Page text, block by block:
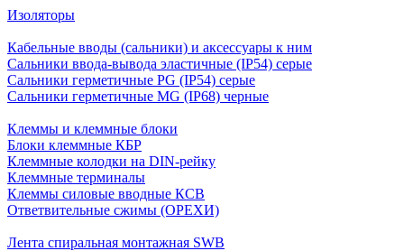
Изоляторы
Кабельные вводы (сальники) и аксессуары к ним
Сальники ввода-вывода эластичные (IP54) серые
Сальники герметичные PG (IP54) серые
Сальники герметичные MG (IP68) черные
Клеммы и клеммные блоки
Блоки клеммные КБР
Клеммные колодки на DIN-рейку
Клеммные терминалы
Клеммы силовые вводные КСВ
Ответвительные сжимы (ОРЕХИ)
Лента спиральная монтажная SWB